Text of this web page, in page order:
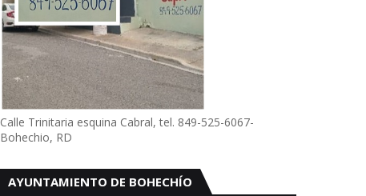
Calle Trinitaria esquina Cabral, tel. 849-525-6067-
Bohechio, RD
AYUNTAMIENTO DE BOHECHÍO